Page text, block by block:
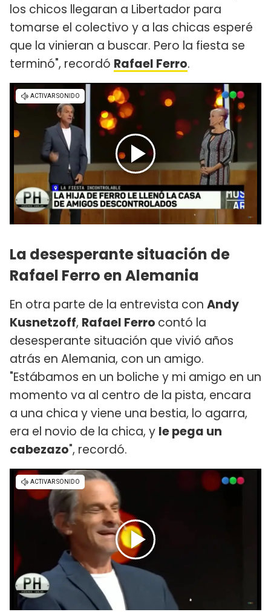
los chicos llegaran a Libertador para
tomarse el colectivo y a las chicas esperé
que la vinieran a buscar. Pero la fiesta se
terminó", recordó Rafael Ferro.
La desesperante situación de
Rafael Ferro en Alemania
En otra parte de la entrevista con Andy
Kusnetzoff, Rafael Ferro contó la
desesperante situación que vivió años
atrás en Alemania, con un amigo.
"Estábamos en un boliche y mi amigo en un
momento va al centro de la pista, encara
a una chica y viene una bestia, lo agarra,
era el novio de la chica, y le pega un
cabezazo", recordó.